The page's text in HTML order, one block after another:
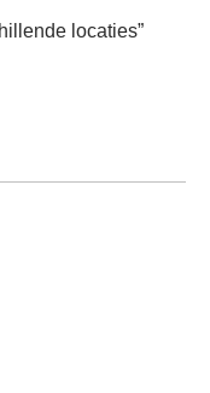
locaties”